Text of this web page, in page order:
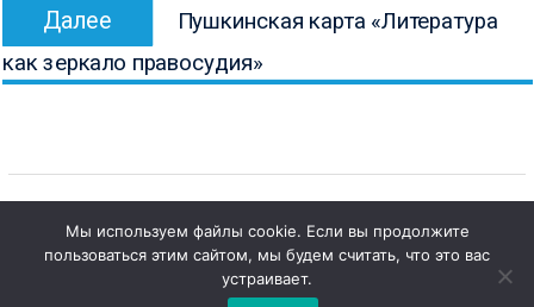
Далее
запись:
Пушкинская карта «Литература
как зеркало правосудия»
Copyright © Все права защищены.
КОНБ им. В.Г. Белинского
Мы используем файлы cookie. Если вы продолжите
пользоваться этим сайтом, мы будем считать, что это вас
устраивает.
1
Чат с
администратором